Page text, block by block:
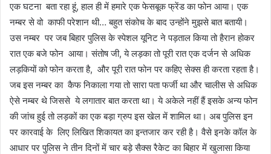
एक घटना बता रहा हूं, हाल ही में हमारे एक फेसबूक फ्रेंड का फोन आया। एक
नम्बर से वो काफी परेशान थी… बहुत संकोच के बाद उन्होंने मुझसे बात बतायी।
उस नम्बर पर जब बिहार पुलिस के स्पेशल यूनिट ने पड़ताल किया तो हैरान होकर
रात एक बजे फोन आया। संतोष जी, ये लड़का तो पूरी रात एक दर्जन से अधिक
लड़कियों को फोन करता है, और पूरी रात फोन पर कहिए सेक्स ही करता रहता है।
जब इस नम्बर का कैफ निकाला गया तो सारा पता फर्जी था और चालीस से अधिक
ऐसे नम्बर थे जिससे ये लगातार बात करता था। ये अकेले नहीं हैं इसके अन्य फोन
की जांच हुई तो लड़कों का एक बड़ा ग्रुप इस खेल में शामिल था। अब पुलिस इन
पर कारवाई के लिए लिखित शिकायत का इन्तजार कर रही है। वैसे इनके कॉल के
आधार पर पुलिस ने तीन दिनों में चार बड़े सैक्स रैकेट का बिहार में खुलासा किया